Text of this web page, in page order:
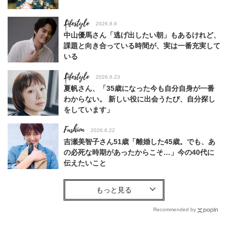
Lifestyle 2026.8.6
中山優馬さん「逃げ出したい朝」もあるけれど、
課題と向き合っている時間が、実は一番充実して
いる
Lifestyle 2026.6.23
夏帆さん、「35歳になった今も自分自身が一番
わからない。 新しい役に出会うたび、自分探し
をしています」
Fashion 2026.6.22
吉瀬美智子さん51歳「離婚した45歳。でも、あ
の必死な時期があったからこそ…」今の40代に
伝えたいこと
Fashion
【40代コンサバ派】白Tシャツは「パール×ゴー
ルドアクセ」を合わせるのが正解！〈大野真理子
Recommended by